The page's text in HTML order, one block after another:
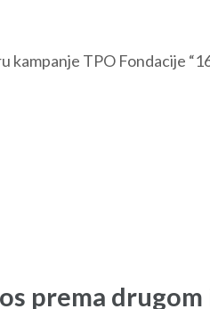
kampanje TPO Fondacije
prema